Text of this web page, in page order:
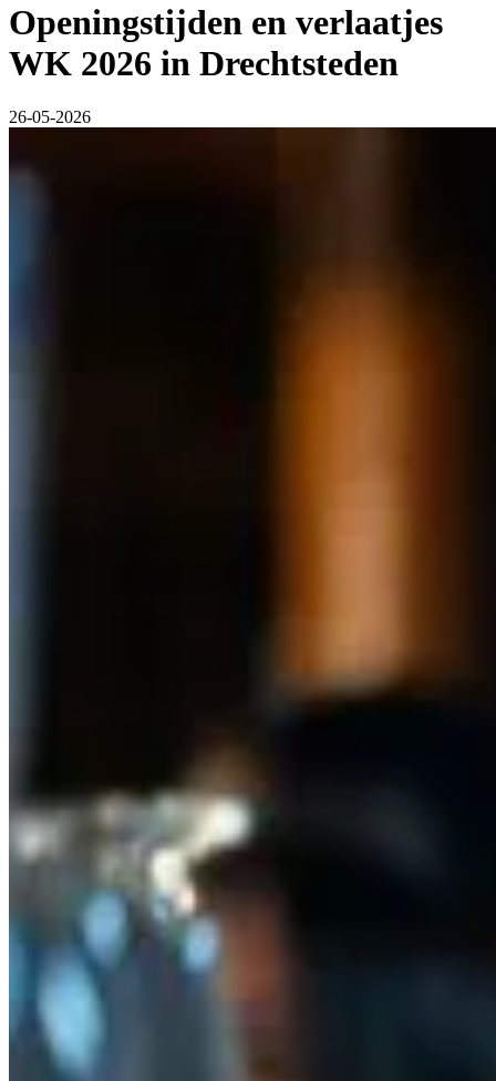
Openingstijden en verlaatjes
WK 2026 in Drechtsteden
26-05-2026